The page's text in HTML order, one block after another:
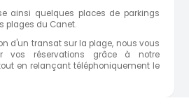
ainsi quelques places de parkings
plages du Canet.
d'un transat sur la plage, nous vous
vos réservations grâce à notre
en relançant téléphoniquement le